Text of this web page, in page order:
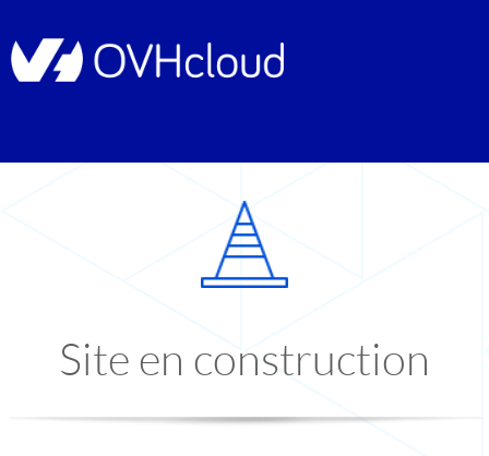
Site en construction